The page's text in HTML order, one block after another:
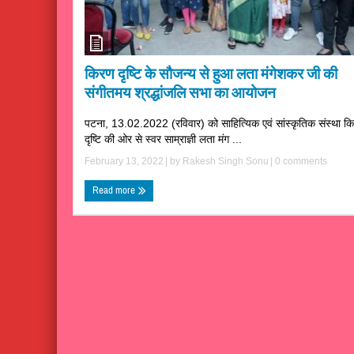
किरण दृष्टि के सौजन्य से हुआ लता मंगेशकर जी की
संगीतमय श्रद्धांजलि सभा का आयोजन
पटना, 13.02.2022 (रविवार) को साहित्यिक एवं सांस्कृतिक संस्था
दृष्टि की ओर से स्वर साम्राज्ञी लता मंग ...
February 13, 2022 | by Rakesh Singh Sonu 0 comments
Read more